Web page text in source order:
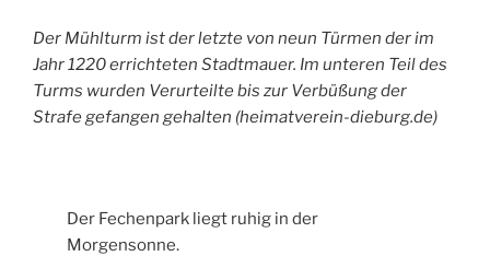
Der Mühlturm ist der letzte von neun Türmen der im
Jahr 1220 errichteten Stadtmauer. Im unteren Teil des
Turms wurden Verurteilte bis zur Verbüßung der
Strafe gefangen gehalten (heimatverein-dieburg.de)
Der Fechenpark liegt ruhig in der
Morgensonne.